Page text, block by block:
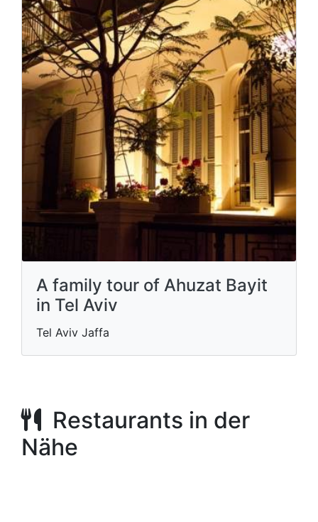
A family tour of Ahuzat Bayit
in Tel Aviv
Tel Aviv Jaffa
Restaurants in der
Nähe